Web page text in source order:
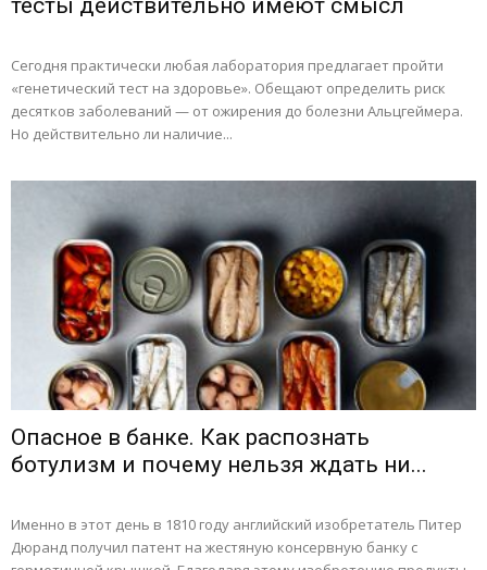
Сегодня практически любая лаборатория предлагает пройти
«генетический тест на здоровье». Обещают определить риск
десятков заболеваний — от ожирения до болезни Альцгеймера.
Но действительно ли наличие...
Опасное в банке. Как распознать
ботулизм и почему нельзя ждать ни...
Именно в этот день в 1810 году английский изобретатель Питер
Дюранд получил патент на жестяную консервную банку с